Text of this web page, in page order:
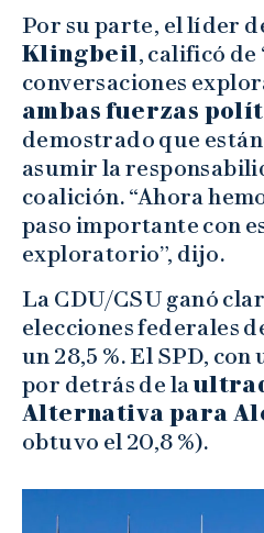
Por su parte, el líder
Klingbeil, calificó de
conversaciones
ambas fuerzas
demostrado que
asumir la
coalición. “Ahora
paso importante con
exploratorio”, dijo.
La CDU/CSU ganó
elecciones federales
un 28,5 %. El SPD, con
por detrás de la
Alternativa para
obtuvo el 20,8 %).